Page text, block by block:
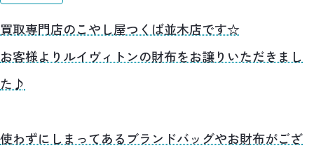
買取専門店のこやし屋つくば並木店です☆
お客様よりルイヴィトンの財布をお譲りいただきまし
た♪
使わずにしまってあるブランドバッグやお財布がござ